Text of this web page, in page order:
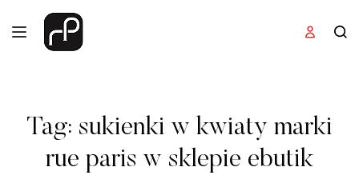
Tag: sukienki w kwiaty marki
rue paris w sklepie ebutik